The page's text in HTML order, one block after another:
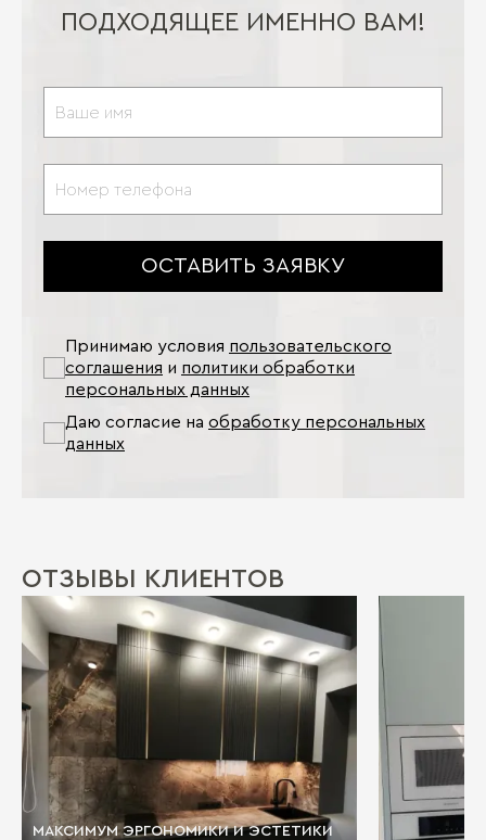
ПОДХОДЯЩЕЕ ИМЕННО ВАМ!
ОСТАВИТЬ ЗАЯВКУ
Принимаю условия пользовательского
соглашения и политики обработки
персональных данных
Даю согласие на обработку персональных
данных
ОТЗЫВЫ КЛИЕНТОВ
МАКСИМУМ ЭРГОНОМИКИ И ЭСТЕТИКИ